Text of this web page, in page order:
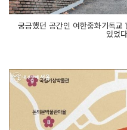
궁금했던 공간인 여한중화기독
있었